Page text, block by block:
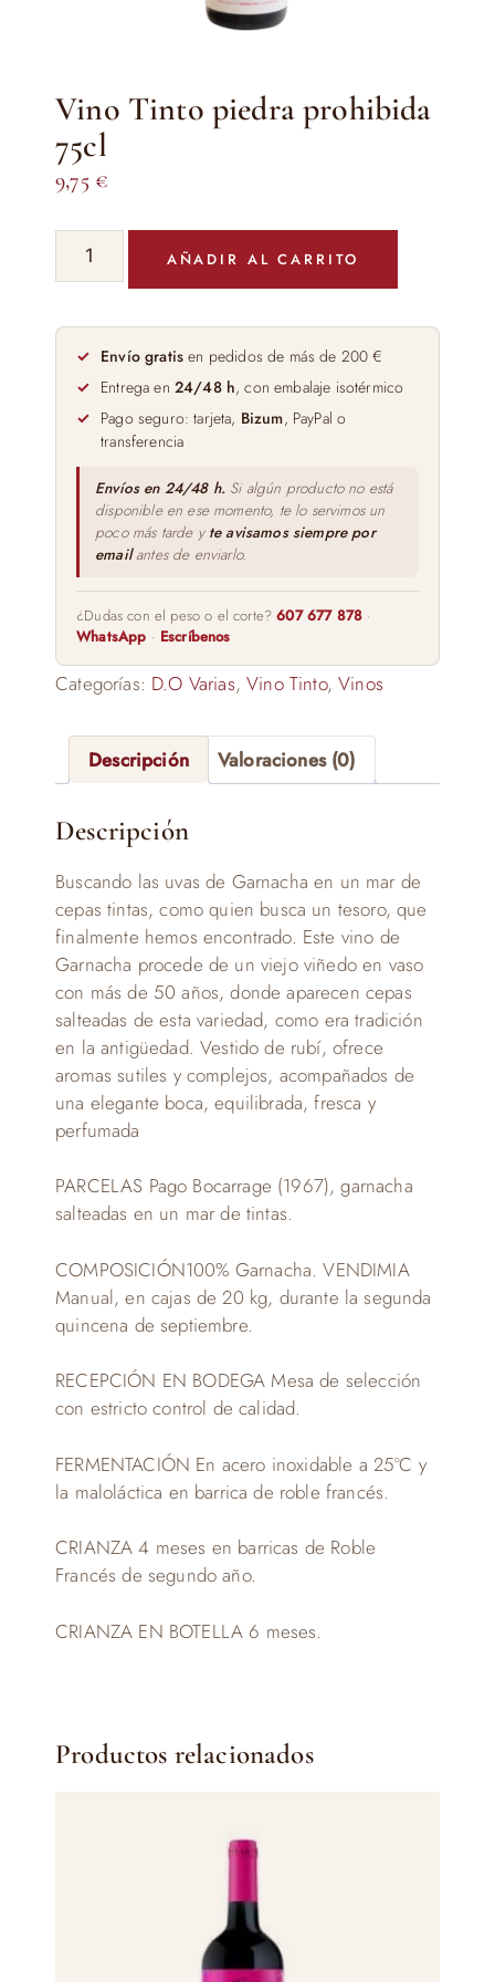
Vino Tinto piedra prohibida
75cl
9,75 €
Vino
Tinto
prohibida
75cl
cantidad
AÑADIR AL CARRITO
Envío gratis en pedidos de más de 200 €
Entrega en 24/48 h, con embalaje isotérmico
Pago seguro: tarjeta, Bizum, PayPal o
transferencia
Envíos en 24/48 h. Si algún producto no está
disponible en ese momento, te lo servimos un
poco más tarde y te avisamos siempre por
emailantes de enviarlo.
¿Dudas con el peso o el corte?607 677 878 ·
WhatsApp · Escríbenos
Categorías: D.O Varias,Vino Tinto,Vinos
Descripción Valoraciones (0)
Descripción
Buscando las uvas de Garnacha en un mar de
cepas tintas, como quien busca un tesoro, que
finalmente hemos encontrado. Este vino de
Garnacha procede de un viejo viñedo en vaso
con más de 50 años, donde aparecen cepas
salteadas de esta variedad, como era tradición
en la antigüedad. Vestido de rubí, ofrece
aromas sutiles y complejos, acompañados de
una elegante boca, equilibrada, fresca y
perfumada
PARCELAS Pago Bocarrage (1967), garnacha
salteadas en un mar de tintas.
COMPOSICIÓN100% Garnacha. VENDIMIA
Manual, en cajas de 20 kg, durante la segunda
quincena de septiembre.
RECEPCIÓN EN BODEGA Mesa de selección
con estricto control de calidad.
FERMENTACIÓN En acero inoxidable a 25ºC y
la maloláctica en barrica de roble francés.
CRIANZA 4 meses en barricas de Roble
Francés de segundo año.
CRIANZA EN BOTELLA 6 meses.
Productos relacionados